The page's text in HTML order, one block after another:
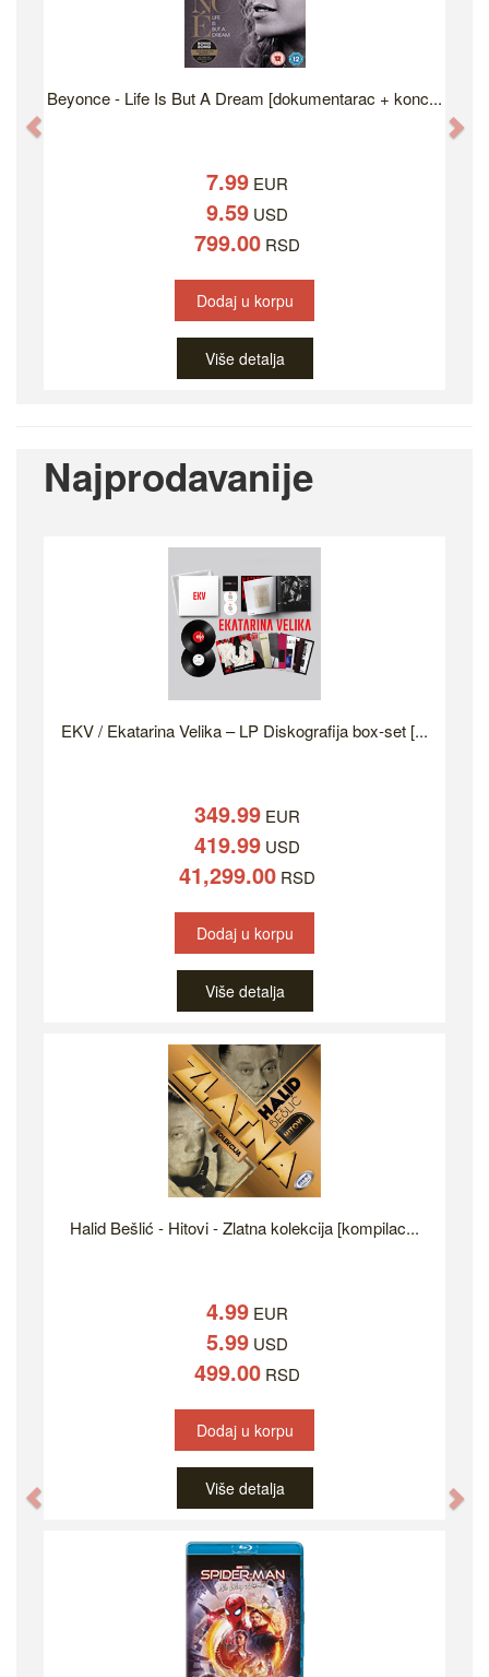
Beyonce - Life Is But A Dream [dokumentarac + konc...
7.99 EUR
9.59 USD
799.00 RSD
Dodaj u korpu
Više detalja
Najprodavanije
EKV / Ekatarina Velika – LP Diskografija box-set [...
349.99 EUR
419.99 USD
41,299.00 RSD
Dodaj u korpu
Više detalja
Halid Bešlić - Hitovi - Zlatna kolekcija [kompilac...
4.99 EUR
5.99 USD
499.00 RSD
Dodaj u korpu
Više detalja